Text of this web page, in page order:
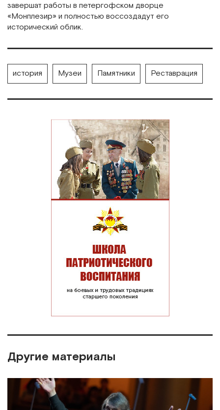
завершат работы в петергофском дворце
«Монплезир» и полностью воссоздадут его
исторический облик.
история Музеи Памятники Реставрация
Другие материалы